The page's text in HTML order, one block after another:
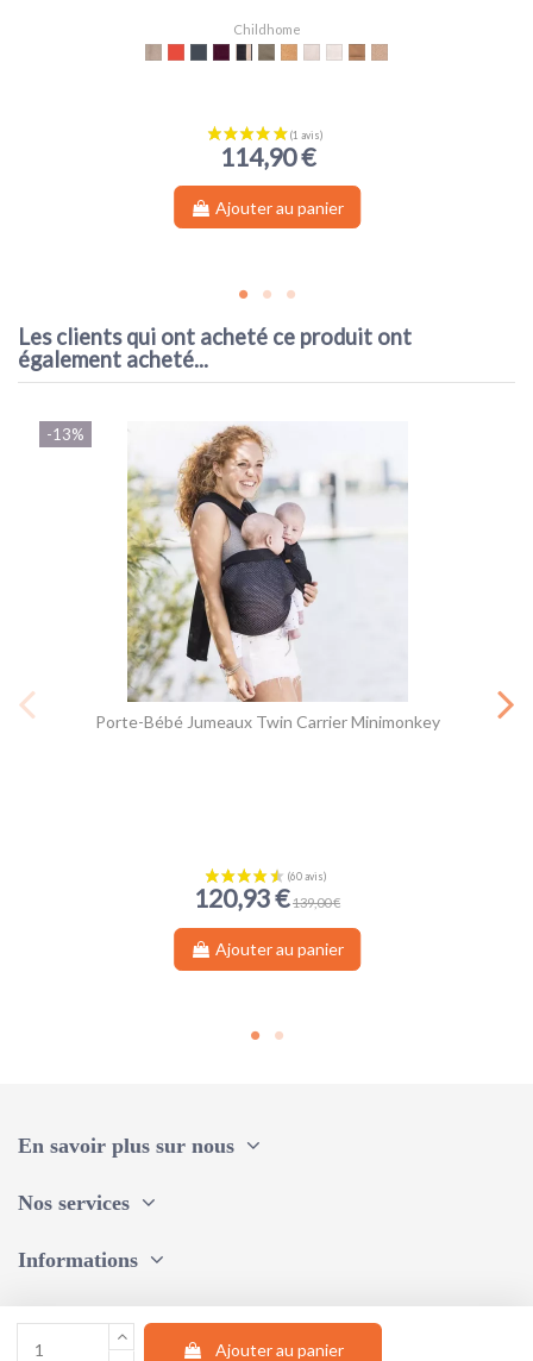
Ajouter au panier
Childhome
114,90 €
BeigeRouge
NoirAubergine
Noir & Or
KakiTeddy Beige
Teddy Offwhite
Offwhite Black
Suede-look
Raffia Look
Ajouter au panier
Les clients qui ont acheté ce produit ont
également acheté...
-13%
Porte-Bébé Jumeaux Twin Carrier Minimonkey
120,93 € 139,00 €
Ajouter au panier
En savoir plus sur nous
Nos services
Informations